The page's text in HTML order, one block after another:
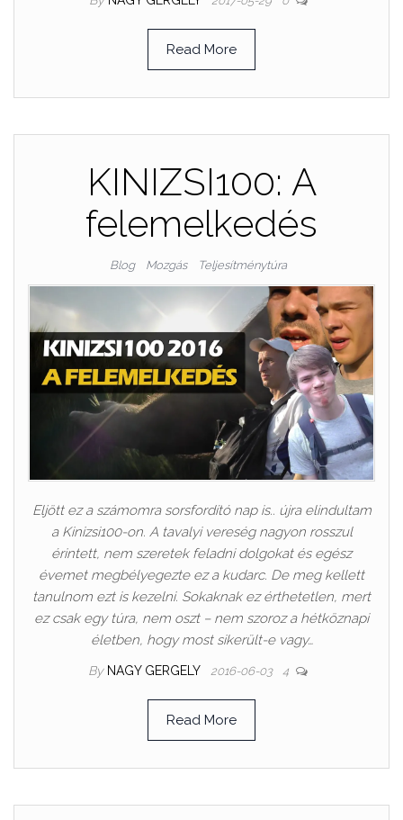
Read More
KINIZSI100: A
felemelkedés
Blog Mozgás Teljesítménytúra
Eljött ez a számomra sorsfordító nap is.. újra elindultam
a Kinizsi100-on. A tavalyi vereség nagyon rosszul
érintett, nem szeretek feladni dolgokat és egész
évemet megbélyegezte ez a kudarc. De meg kellett
tanulnom ezt is kezelni. Sokaknak ez érthetetlen, mert
ez csak egy túra, nem oszt – nem szoroz a hétköznapi
életben, hogy most sikerült-e vagy…
By NAGY GERGELY 2016-06-03 4
Read More